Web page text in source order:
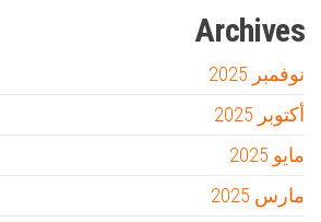
Archives
نوفمبر 2025
أكتوبر 2025
مايو 2025
مارس 2025